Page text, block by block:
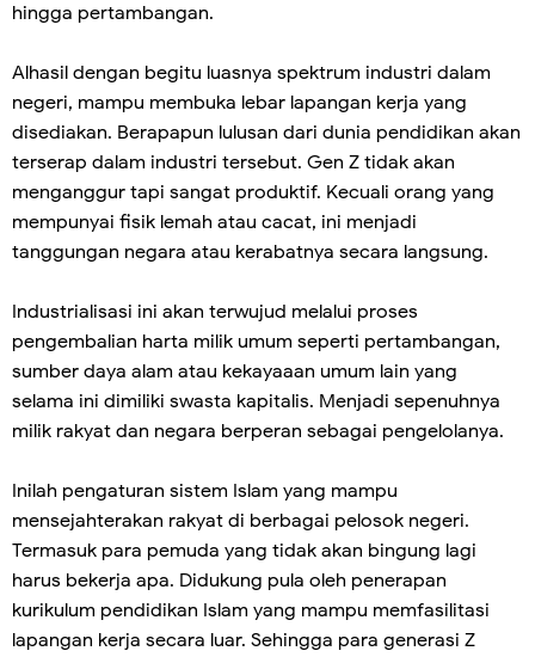
hingga pertambangan.
Alhasil dengan begitu luasnya spektrum industri dalam
negeri, mampu membuka lebar lapangan kerja yang
disediakan. Berapapun lulusan dari dunia pendidikan akan
terserap dalam industri tersebut. Gen Z tidak akan
menganggur tapi sangat produktif. Kecuali orang yang
mempunyai fisik lemah atau cacat, ini menjadi
tanggungan negara atau kerabatnya secara langsung.
Industrialisasi ini akan terwujud melalui proses
pengembalian harta milik umum seperti pertambangan,
sumber daya alam atau kekayaaan umum lain yang
selama ini dimiliki swasta kapitalis. Menjadi sepenuhnya
milik rakyat dan negara berperan sebagai pengelolanya.
Inilah pengaturan sistem Islam yang mampu
mensejahterakan rakyat di berbagai pelosok negeri.
Termasuk para pemuda yang tidak akan bingung lagi
harus bekerja apa. Didukung pula oleh penerapan
kurikulum pendidikan Islam yang mampu memfasilitasi
lapangan kerja secara luar. Sehingga para generasi Z